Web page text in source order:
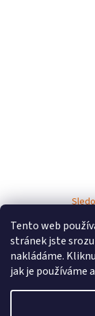
Tento web
stránek jste
nakládáme.
jak je používáme